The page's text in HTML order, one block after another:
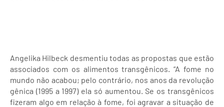
Angelika Hilbeck desmentiu todas as propostas que estão
associados com os alimentos transgênicos. “A fome no
mundo não acabou; pelo contrário, nos anos da revolução
gênica (1995 a 1997) ela só aumentou. Se os transgênicos
fizeram algo em relação à fome, foi agravar a situação de